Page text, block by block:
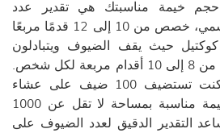
حجم خيمة مناسبتك هي تقدير عدد
الضيوف. لحفل عشاء رسمي، خصص من 10 إلى 12 قدمًا مربعًا
حيث يقف الضيوف ويتبادلون
الأحاديث، فتكفي مساحة من 8 إلى 10 أقدام مربعة لكل شخص.
على سبيل المثال، إذا كنت تستضيف 100 ضيف على عشاء
رسمي، فستحتاج إلى خيمة مناسبة بمساحة لا تقل عن 1000
يُساعد التقدير الدقيق لعدد الضيوف على